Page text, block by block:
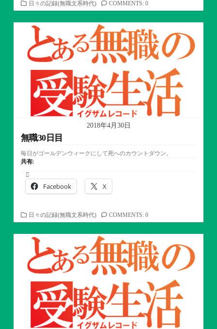
カ
テ
ゴ
日々の記録(無職文系時代) COMMENTS: 0
2018年4月30日
無職30日目
毎日がゴールデンウィークにして死へのカウントダウン。
共有:
Facebook X
カ
テ
ゴ
日々の記録(無職文系時代) COMMENTS: 0